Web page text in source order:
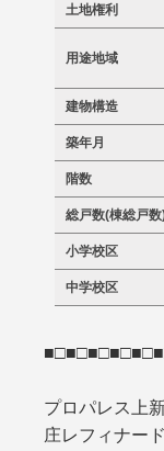
土地権利
用途地域
建物構造
築年月
階数
総戸数(棟総戸数
小学校区
中学校区
プロパレス上
庄レフィナー